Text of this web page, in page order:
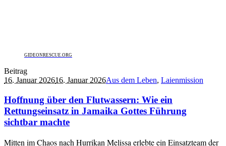
GIDEONRESCUE.ORG
Beitrag
16. Januar 202616. Januar 2026Aus dem Leben, Laienmission
Hoffnung über den Flutwassern: Wie ein
Rettungseinsatz in Jamaika Gottes Führung
sichtbar machte
Mitten im Chaos nach Hurrikan Melissa erlebte ein Einsatzteam der